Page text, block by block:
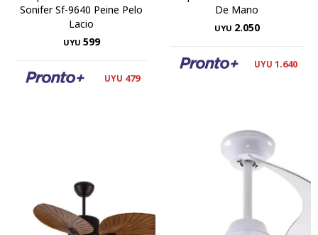
Sonifer Sf-9640 Peine Pelo
Lacio
UYU 599
UYU 479
De Mano
UYU 2.050
UYU 1.640